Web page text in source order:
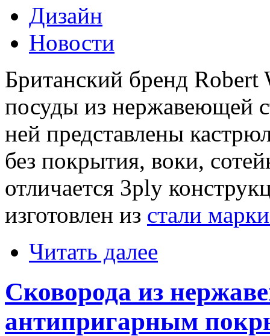
Дизайн
Новости
Британский бренд Robert
посуды из нержавеющей
ней представлены
без покрытия, воки,
отличается 3ply
изготовлен из стали
Читать далее
Сковорода из
антипригарным